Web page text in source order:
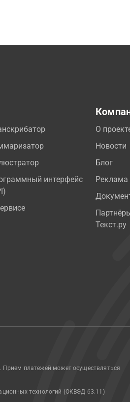
интерфейс
О
Новости
Блог
Реклама
Текст.ру
Прием платежей может осуществляться
технологий (ОКВЭД 63.11)